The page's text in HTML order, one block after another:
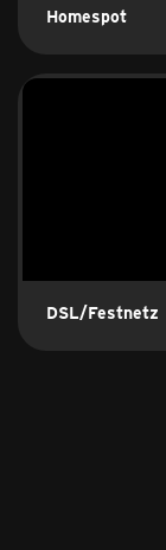
Homespot
DSL/Festnetz